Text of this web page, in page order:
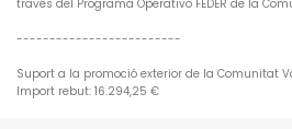
través del Programa Operativo FEDER de la
-------------------------
Suport a la promoció exterior de la Comunitat
Import rebut: 16.294,25 €